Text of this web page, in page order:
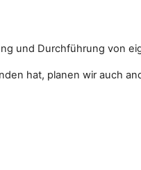
und Durchführung von
hat, planen wir auch